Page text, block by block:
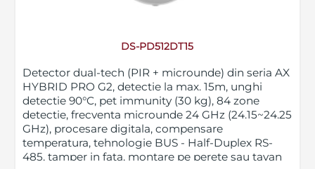
DS-PD512DT15
Detector dual-tech (PIR + microunde) din seria AX
HYBRID PRO G2, detectie la max. 15m, unghi
detectie 90°C, pet immunity (30 kg), 84 zone
detectie, frecventa microunde 24 GHz (24.15~24.25
GHz), procesare digitala, compensare
temperatura, tehnologie BUS - Half-Duplex RS-
485, tamper in fata, montare pe perete sau tavan